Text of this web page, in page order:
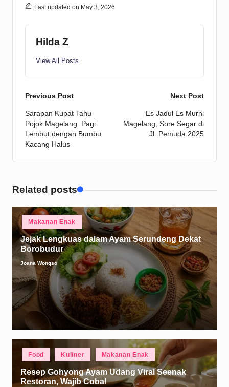
Last updated on May 3, 2026
Hilda Z
View All Posts
Post
navigation
Previous Post
Sarapan Kupat Tahu
Pojok Magelang: Pagi
Lembut dengan Bumbu
Kacang Halus
Next Post
Es Jadul Es Murni
Magelang, Sore Segar di
Jl. Pemuda 2025
Related posts
Posted
Makanan Enak
Jejak Lengkuas dalam Ayam Serundeng Dekat
Borobudur
Posted
by
Joana Wongso
Food Kuliner Makanan Enak
Resep Gohyong Ayam Udang Viral Seenak
Restoran, Wajib Coba!